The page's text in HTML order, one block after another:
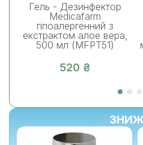
Гель - Дезинфектор
Medicafarm
гіпоалергенний з
екстрактом алое вера,
500 мл (MFPT51)
520 ₴